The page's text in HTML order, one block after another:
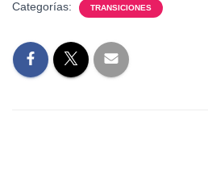
Categorías: TRANSICIONES